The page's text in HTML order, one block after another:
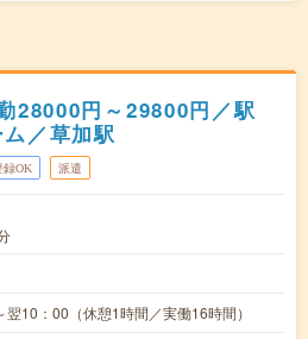
28000円～29800円／駅
／草加駅
録OK 派遣
翌10：00（休憩1時間／実働16時間）